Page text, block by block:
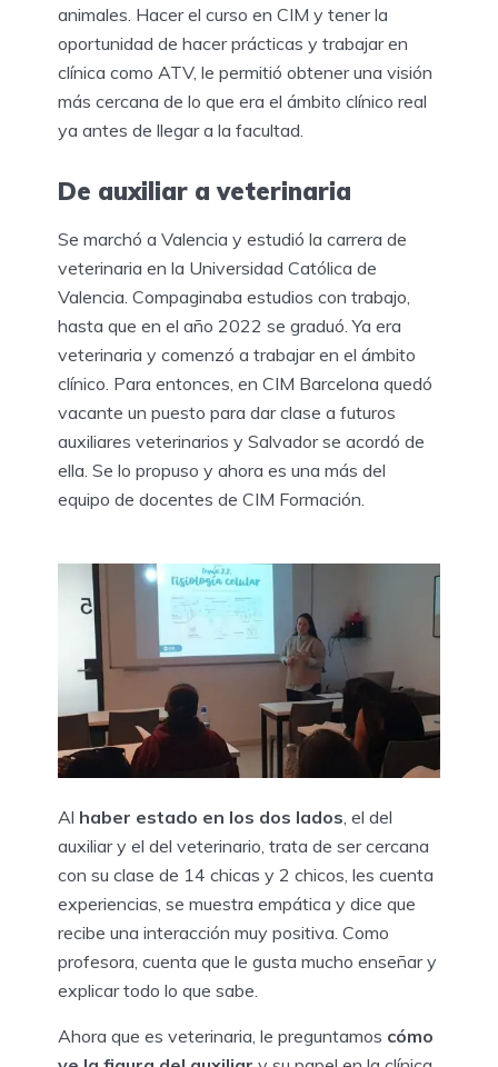
animales. Hacer el curso en CIM y tener la
oportunidad de hacer prácticas y trabajar en
clínica como ATV, le permitió obtener una visión
más cercana de lo que era el ámbito clínico real
ya antes de llegar a la facultad.
De auxiliar a veterinaria
Se marchó a Valencia y estudió la carrera de
veterinaria en la Universidad Católica de
Valencia. Compaginaba estudios con trabajo,
hasta que en el año 2022 se graduó. Ya era
veterinaria y comenzó a trabajar en el ámbito
clínico. Para entonces, en CIM Barcelona quedó
vacante un puesto para dar clase a futuros
auxiliares veterinarios y Salvador se acordó de
ella. Se lo propuso y ahora es una más del
equipo de docentes de CIM Formación.
Al haber estado en los dos lados, el del
auxiliar y el del veterinario, trata de ser cercana
con su clase de 14 chicas y 2 chicos, les cuenta
experiencias, se muestra empática y dice que
recibe una interacción muy positiva. Como
profesora, cuenta que le gusta mucho enseñar y
explicar todo lo que sabe.
Ahora que es veterinaria, le preguntamos cómo